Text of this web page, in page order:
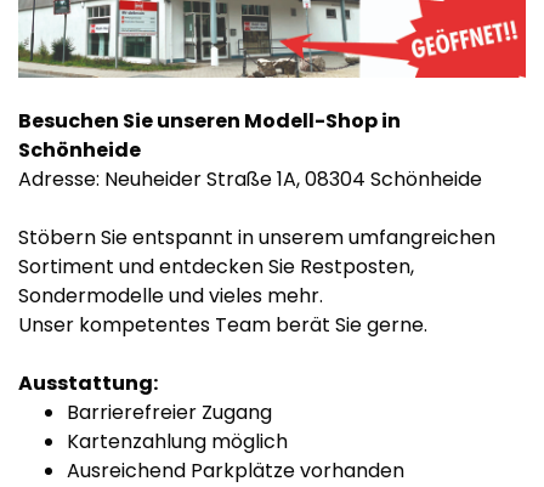
Besuchen Sie unseren Modell-Shop in
Schönheide
Adresse: Neuheider Straße 1A, 08304 Schönheide
Stöbern Sie entspannt in unserem umfangreichen
Sortiment und entdecken Sie Restposten,
Sondermodelle und vieles mehr.
Unser kompetentes Team berät Sie gerne.
Ausstattung:
Barrierefreier Zugang
Kartenzahlung möglich
Ausreichend Parkplätze vorhanden